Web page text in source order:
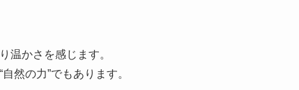
温かさを感じます。
然の力”でもあります。